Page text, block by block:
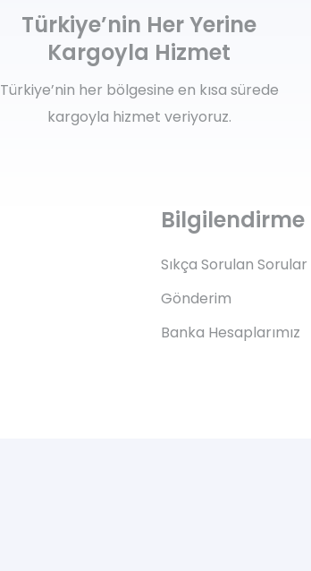
Türkiye’nin Her Yerine
Kargoyla Hizmet
Türkiye’nin her bölgesine en kısa sürede
kargoyla hizmet veriyoruz.
Bilgilendirme
Sıkça Sorulan Sorular
Gönderim
Banka Hesaplarımız